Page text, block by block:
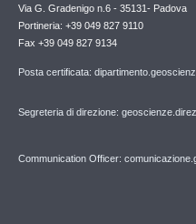
Via G. Gradenigo n.6 - 35131- Padova
Portineria: +39 049 827 9110
Fax +39 049 827 9134
Posta certificata:
Segreteria di direzione:
Communication Officer: